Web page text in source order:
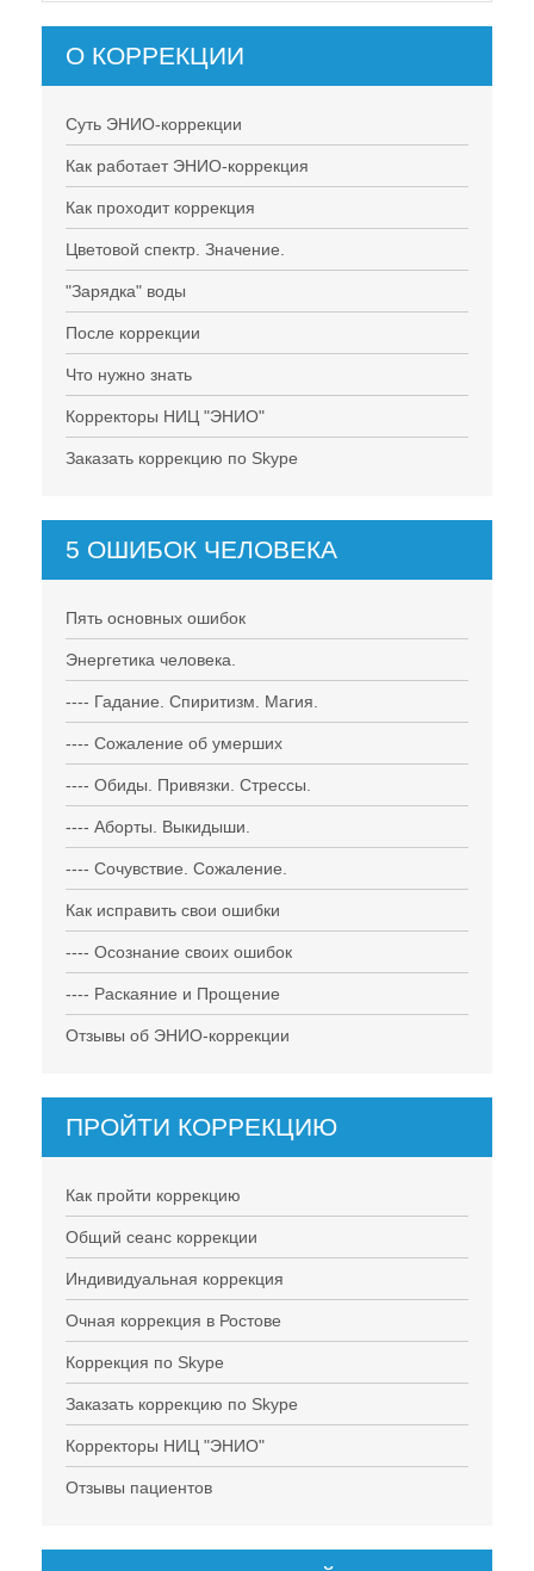
О КОРРЕКЦИИ
Суть ЭНИО-коррекции
Как работает ЭНИО-коррекция
Как проходит коррекция
Цветовой спектр. Значение.
"Зарядка" воды
После коррекции
Что нужно знать
Корректоры НИЦ "ЭНИО"
Заказать коррекцию по Skype
5 ОШИБОК ЧЕЛОВЕКА
Пять основных ошибок
Энергетика человека.
---- Гадание. Спиритизм. Магия.
---- Сожаление об умерших
---- Обиды. Привязки. Стрессы.
---- Аборты. Выкидыши.
---- Сочувствие. Сожаление.
Как исправить свои ошибки
---- Осознание своих ошибок
---- Раскаяние и Прощение
Отзывы об ЭНИО-коррекции
ПРОЙТИ КОРРЕКЦИЮ
Как пройти коррекцию
Общий сеанс коррекции
Индивидуальная коррекция
Очная коррекция в Ростове
Коррекция по Skype
Заказать коррекцию по Skype
Корректоры НИЦ "ЭНИО"
Отзывы пациентов